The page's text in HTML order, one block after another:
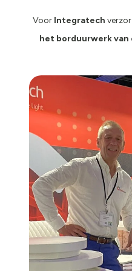
Voor Integratech
het borduurwerk